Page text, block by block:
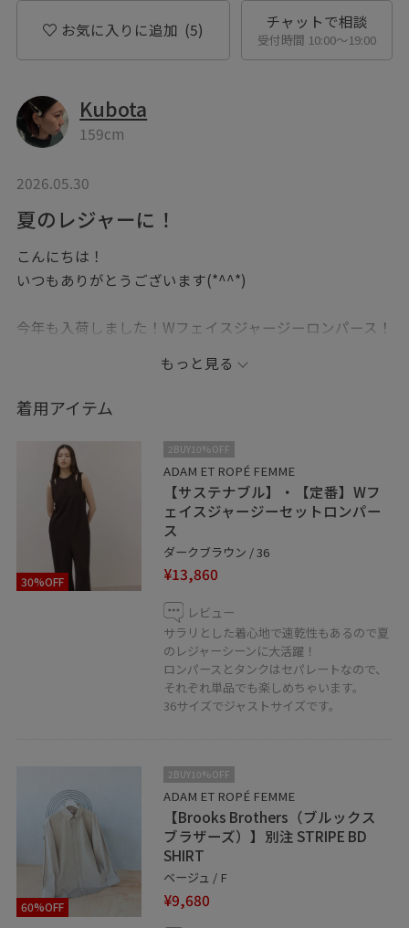
お気に入りに追加 (5) チャットで相談
受付時間 10:00〜19:00
Kubota
159cm
2026.05.30
夏のレジャーに！
こんにちは！
いつもありがとうございます(*^^*)
今年も入荷しました！Wフェイスジャージーロンパース！
今年らしいブラウンは秋まで使えるこっくりブラウン。
秋っぽくならないように明るいカラーでまとめました！
ブラウンはホワイトとも相性がいいのでおすすめです
楽ちんなのにオシャレ見えするので、困った時はこれで
決まりです！
ぜひチェックしてみてくださいね！
※記載のないものは私物です。
是非フォローしてくださいね！
お好きなスタイリングは、ハートをタップで《お気に入
り》登録していただます！
公式のLINEにて承っておりますので是非お気軽にお問い
合わせくださいませ。
※対応可能時間 11:00～20:00
LINEでルクア大阪スタッフにご相談は【友だち追加】を
タップをして下さい
もっと見る
着用アイテム
30%OFF
2BUY10%OFF
ADAM ET ROPÉ FEMME
【サステナブル】・【定番】Wフ
ェイスジャージーセットロンパー
ス
ダークブラウン / 36
¥13,860
レビュー
サラリとした着心地で速乾性もあるので夏
のレジャーシーンに大活躍！
ロンパースとタンクはセパレートなので、
それぞれ単品でも楽しめちゃいます。
36サイズでジャストサイズです。
60%OFF
2BUY10%OFF
ADAM ET ROPÉ FEMME
【Brooks Brothers（ブルックス
ブラザーズ）】別注 STRIPE BD
SHIRT
ベージュ / F
¥9,680